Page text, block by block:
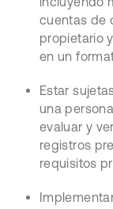
cuentas de
propietario
en un
Estar
una
evaluar y
registros
requisitos